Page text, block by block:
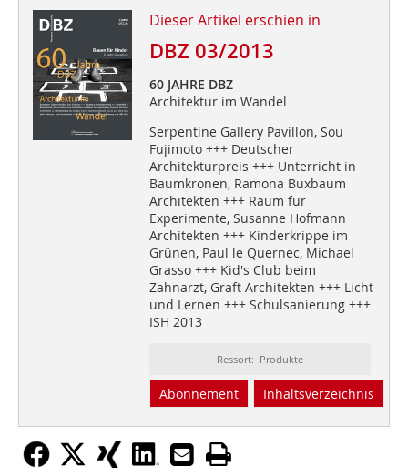
Dieser Artikel erschien in
DBZ 03/2013
60 JAHRE DBZ
Architektur im Wandel
Serpentine Gallery Pavillon, Sou
Fujimoto +++ Deutscher
Architekturpreis +++ Unterricht in
Baumkronen, Ramona Buxbaum
Architekten +++ Raum für
Experimente, Susanne Hofmann
Architekten +++ Kinderkrippe im
Grünen, Paul le Quernec, Michael
Grasso +++ Kid's Club beim
Zahnarzt, Graft Architekten +++ Licht
und Lernen +++ Schulsanierung +++
ISH 2013
Ressort: Produkte
Abonnement Inhaltsverzeichnis